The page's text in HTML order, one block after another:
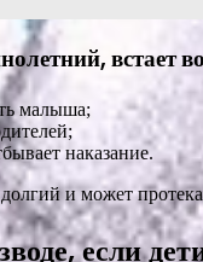
встает
малыша;
наказание.
и может
если